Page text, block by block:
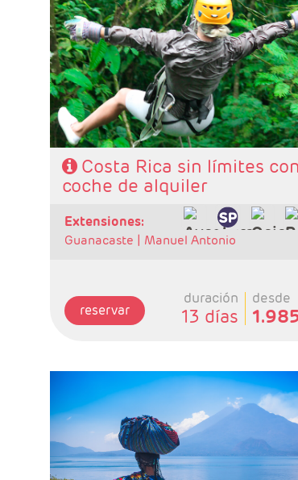
- Salidas: Diarias
- Ruta: 1 noche San José, 2 noches Puerto
Viejo, 2 noches Arenal, 2 noches
noches Rincón de la Vieja y 2 noches
Monteverde.
- Categoría hotelera: Standard, Primera o
Semilujo
- Régimen: 11 desayunos, 3 almuerzos y 2
cenas
Costa Rica sin límites con
coche de alquiler
extensiones:
Guanacaste | Manuel Antonio
reservar
duración
13 días
desde
- Salidas: Maartes y Viernes
- Ruta: 1 noche San José, 2 noches
2 noches Arenal , 2 noches Monteverde y 4
noches Guatemala
- Categoría hotelera: Standard, Primera o
Semilujo
- Régimen: 11 desayunos, 3 almuerzos y 2